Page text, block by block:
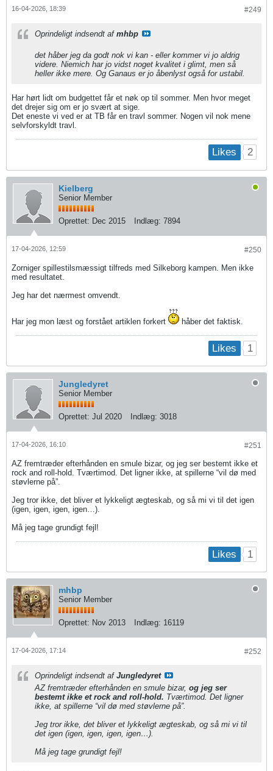
#249
16-04-2026, 18:39
Oprindeligt indsendt af mhbp
det håber jeg da godt nok vi kan - eller kommer vi jo aldrig
videre. Niemich har jo vidst noget kvalitet i glimt, men så
heller ikke mere. Og Ganaus er jo åbenlyst også for ustabil.
Har hørt lidt om budgettet får et nøk op til sommer. Men hvor meget
det drejer sig om er jo svært at sige.
Det eneste vi ved er at TB får en travl sommer. Nogen vil nok mene
selvforskyldt travl.
Likes 2
Kielberg
Senior Member
Oprettet: Dec 2015 Indlæg: 7894
#250
17-04-2026, 12:59
Zorniger spillestilsmæssigt tilfreds med Silkeborg kampen. Men ikke
med resultatet.
Jeg har det nærmest omvendt.
Har jeg mon læst og forstået artiklen forkert håber det faktisk.
Likes 1
Jungledyret
Senior Member
Oprettet: Jul 2020 Indlæg: 3018
#251
17-04-2026, 16:10
AZ fremtræder efterhånden en smule bizar, og jeg ser bestemt ikke et
rock and roll-hold. Tværtimod. Det ligner ikke, at spillerne “vil dø med
støvlerne på”.
Jeg tror ikke, det bliver et lykkeligt ægteskab, og så mi vi til det igen
(igen, igen, igen, igen…).
Må jeg tage grundigt fejl!
Likes 1
mhbp
Senior Member
Oprettet: Nov 2013 Indlæg: 16119
#252
17-04-2026, 17:14
Oprindeligt indsendt af Jungledyret
AZ fremtræder efterhånden en smule bizar, og jeg ser
bestemt ikke et rock and roll-hold. Tværtimod. Det ligner
ikke, at spillerne “vil dø med støvlerne på”.
Jeg tror ikke, det bliver et lykkeligt ægteskab, og så mi vi til
det igen (igen, igen, igen, igen…).
Må jeg tage grundigt fejl!